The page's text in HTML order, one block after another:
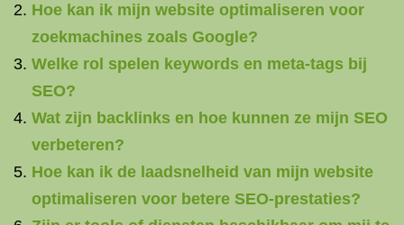
Hoe kan ik mijn website optimaliseren voor
zoekmachines zoals Google?
Welke rol spelen keywords en meta-tags bij
SEO?
Wat zijn backlinks en hoe kunnen ze mijn SEO
verbeteren?
Hoe kan ik de laadsnelheid van mijn website
optimaliseren voor betere SEO-prestaties?